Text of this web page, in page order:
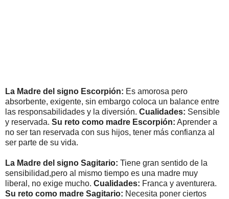
La Madre del signo Escorpión: Es amorosa pero
absorbente, exigente, sin embargo coloca un balance entre
las responsabilidades y la diversión. Cualidades: Sensible
y reservada. Su reto como madre Escorpión: Aprender a
no ser tan reservada con sus hijos, tener más confianza al
ser parte de su vida.
La Madre del signo Sagitario: Tiene gran sentido de la
sensibilidad,pero al mismo tiempo es una madre muy
liberal, no exige mucho. Cualidades: Franca y aventurera.
Su reto como madre Sagitario: Necesita poner ciertos